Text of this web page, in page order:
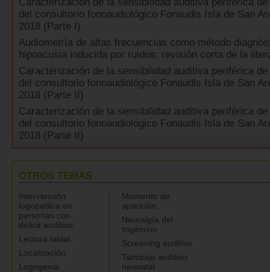
del consultorio fonoaudiológico Fonaudis Isla de San
2018 (Parte I)
Audiometría de altas frecuencias como método
hipoacusia inducida por ruidos: revisión corta de la
Caracterización de la sensibilidad auditiva periférica
del consultorio fonoaudiológico Fonaudis Isla de San
2018 (Parte II)
Caracterización de la sensibilidad auditiva periférica
del consultorio fonoaudiológico Fonaudis Isla de San
2018 (Parte II)
OTROS TEMAS
Intervención
logopedica en
personas con
déficit auditivo
Lectura labial.
Localización.
Logogenia
Momento de
aparición.
Neuralgía del
trigémino
Screening auditivo
Tamizaje auditivo
neonatal